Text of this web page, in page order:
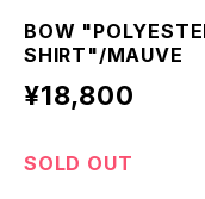
BOW
SHIRT"/MAUVE
¥18,800
SOLD OUT